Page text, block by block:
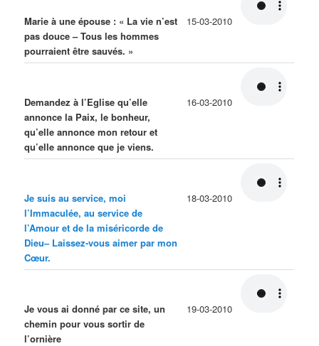
Marie à une épouse : « La vie n’est
pas douce – Tous les hommes
pourraient être sauvés. »
15-03-2010
Demandez à l’Eglise qu’elle
annonce la Paix, le bonheur,
qu’elle annonce mon retour et
qu’elle annonce que je viens.
16-03-2010
Je suis au service, moi
l’Immaculée, au service de
l’Amour et de la miséricorde de
Dieu– Laissez-vous aimer par mon
Cœur.
18-03-2010
Je vous ai donné par ce site, un
chemin pour vous sortir de
l’ornière
19-03-2010